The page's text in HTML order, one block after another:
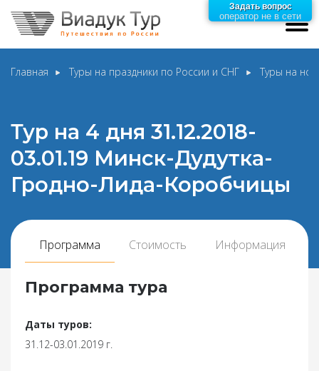
Главная Туры на праздники по России и СНГ Туры на
Тур на 4 дня 31.12.2018-
03.01.19 Минск-Дудутка-
Гродно-Лида-Коробчицы
Программа Стоимость Информация
Программа тура
Даты туров:
31.12-03.01.2019 г.
Задать вопрос
оператор не в сети